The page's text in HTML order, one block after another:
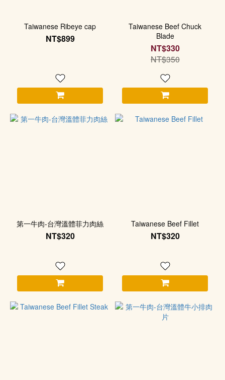
Taiwanese Ribeye cap
NT$899
Taiwanese Beef Chuck
Blade
NT$330
NT$350
第一牛肉-台灣溫體菲力肉絲
NT$320
Taiwanese Beef Fillet
NT$320